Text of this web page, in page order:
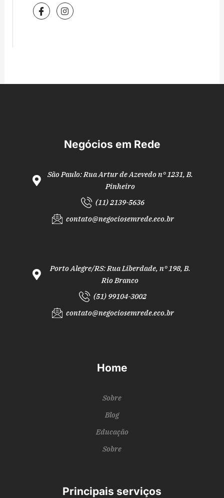
I
c
o
b
I
n
s
Negócios em Rede
São Paulo: Rua Artur de Azevedo n° 1231, B.
Pinheiro
(11) 2139-5636
contato@negociosemrede.eco.br
Porto Alegre/RS: Rua Liberdade, n° 198, B.
Rio Branco
(51) 99104-3002
contato@negociosemrede.eco.br
Home
Sobre
Blog
Educação
Sobre
Principais serviços